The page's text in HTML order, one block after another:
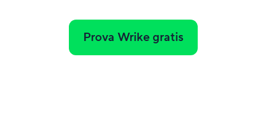
Prova Wrike gratis